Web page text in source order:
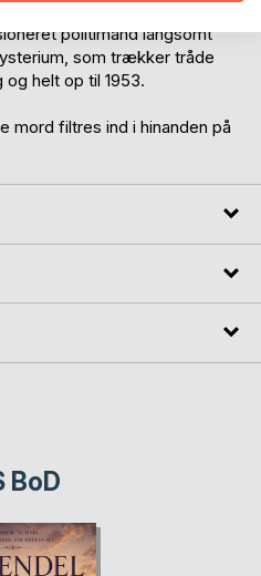
politimand langsomt
som trækker tråde
helt op til 1953.
mord filtres ind i hinanden på
BoD